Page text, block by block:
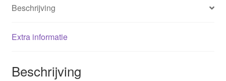
Beschrijving
Extra informatie
Beschrijving